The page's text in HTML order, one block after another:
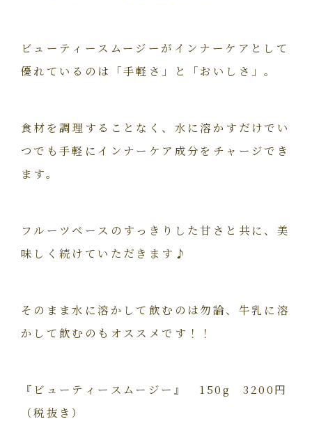
ビューティースムージーがインナーケアとして
優れているのは「手軽さ」と「おいしさ」。
食材を調理することなく、水に溶かすだけでい
つでも手軽にインナーケア成分をチャージでき
ます。
フルーツベースのすっきりした甘さと共に、美
味しく続けていただきます♪
そのまま水に溶かして飲むのは勿論、牛乳に溶
かして飲むのもオススメです！！
『ビューティースムージー』 150g 3200円
（税抜き）